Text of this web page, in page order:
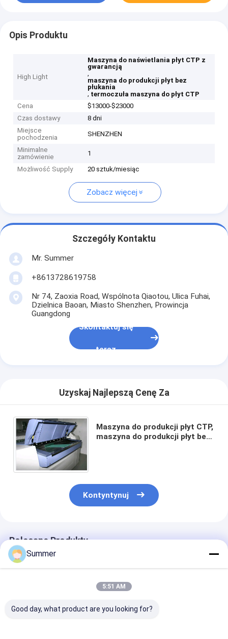
Opis Produktu
High Light
Maszyna do naświetlania płyt CTP z
gwarancją
,
maszyna do produkcji płyt bez
płukania
, termoczuła maszyna do płyt CTP
Cena
$13000-$23000
Czas dostawy
8 dni
Miejsce
pochodzenia
SHENZHEN
Minimalne
zamówienie
1
Możliwość Supply 20 sztuk/miesiąc
Zobacz więcej
Szczegóły Kontaktu
Mr. Summer
+8613728619758
Nr 74, Zaoxia Road, Wspólnota Qiaotou, Ulica Fuhai,
Dzielnica Baoan, Miasto Shenzhen, Prowincja
Guangdong
Skontaktuj się
teraz
Uzyskaj Najlepszą Cenę Za
Maszyna do produkcji płyt CTP,
maszyna do produkcji płyt bez
Kontyntynuj
Polecane Produkty
Summer
5:51 AM
Good day, what product are you looking for?